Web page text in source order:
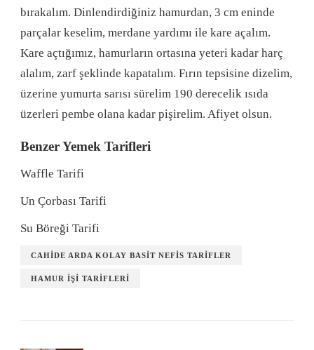
bırakalım. Dinlendirdiğiniz hamurdan, 3 cm eninde
parçalar keselim, merdane yardımı ile kare açalım.
Kare açtığımız, hamurların ortasına yeteri kadar harç
alalım, zarf şeklinde kapatalım. Fırın tepsisine dizelim,
üzerine yumurta sarısı sürelim 190 derecelik ısıda
üzerleri pembe olana kadar pişirelim. Afiyet olsun.
Benzer Yemek Tarifleri
Waffle Tarifi
Un Çorbası Tarifi
Su Böreği Tarifi
CAHIDE ARDA KOLAY BASIT NEFIS TARIFLER
HAMUR IŞI TARIFLERI